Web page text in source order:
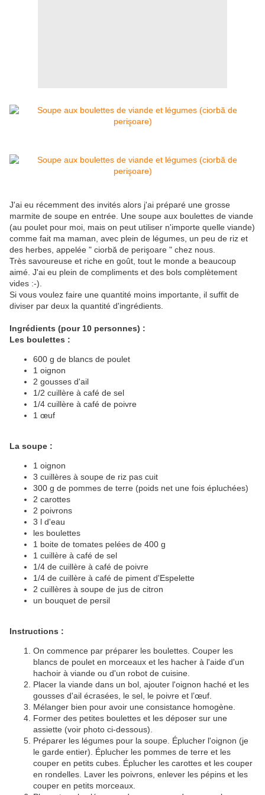
J'ai eu récemment des invités alors j'ai préparé une grosse
marmite de soupe en entrée. Une soupe aux boulettes de viande
(au poulet pour moi, mais on peut utiliser n'importe quelle viande)
comme fait ma maman, avec plein de légumes, un peu de riz et
des herbes, appelée " ciorbă de perişoare " chez nous.
Très savoureuse et riche en goût, tout le monde a beaucoup
aimé. J'ai eu plein de compliments et des bols complètement
vides :-).
Si vous voulez faire une quantité moins importante, il suffit de
diviser par deux la quantité d'ingrédients.
Ingrédients (pour 10 personnes) :
Les boulettes :
600 g de blancs de poulet
1 oignon
2 gousses d'ail
1/2 cuillère à café de sel
1/4 cuillère à café de poivre
1 œuf
La soupe :
1 oignon
3 cuillères à soupe de riz pas cuit
300 g de pommes de terre (poids net une fois épluchées)
2 carottes
2 poivrons
3 l d'eau
les boulettes
1 boite de tomates pelées de 400 g
1 cuillère à café de sel
1/4 de cuillère à café de poivre
1/4 de cuillère à café de piment d'Espelette
2 cuillères à soupe de jus de citron
un bouquet de persil
Instructions :
On commence par préparer les boulettes. Couper les
blancs de poulet en morceaux et les hacher à l'aide d'un
hachoir à viande ou d'un robot de cuisine.
Placer la viande dans un bol, ajouter l'oignon haché et les
gousses d'ail écrasées, le sel, le poivre et l’œuf.
Mélanger bien pour avoir une consistance homogène.
Former des petites boulettes et les déposer sur une
assiette (voir photo ci-dessous).
Préparer les légumes pour la soupe. Éplucher l'oignon (je
le garde entier). Éplucher les pommes de terre et les
couper en petits cubes. Éplucher les carottes et les couper
en rondelles. Laver les poivrons, enlever les pépins et les
couper en petits morceaux.